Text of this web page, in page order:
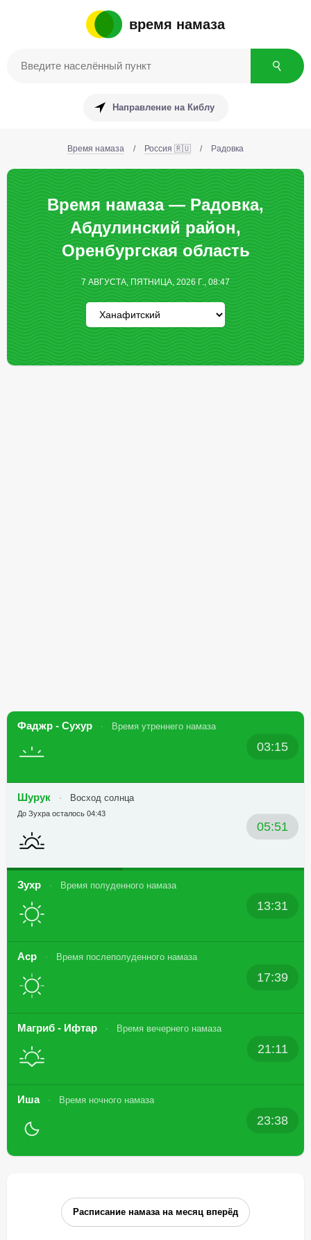
время намаза
Направление на Киблу
Время намаза / Россия 🇷🇺 / Радовка
Время намаза — Радовка,
Абдулинский район,
Оренбургская область
7 АВГУСТА, ПЯТНИЦА, 2026 Г., 08:47
Фаджр - Сухур Время утреннего намаза
03:15
Шурук Восход солнца
05:51
До Зухра осталось 04:43
Зухр Время полуденного намаза
13:31
Аср Время послеполуденного намаза
17:39
Магриб - Ифтар Время вечернего намаза
21:11
Иша Время ночного намаза
23:38
Расписание намаза на месяц вперёд